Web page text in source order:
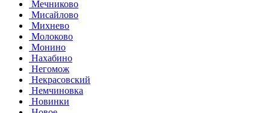
Мечниково
Мисайлово
Михнево
Молоково
Монино
Нахабино
Негомож
Некрасовский
Немчиновка
Новинки